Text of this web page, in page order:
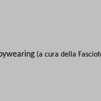
(a cura della